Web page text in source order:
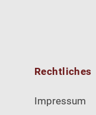
Rechtliches
Impressum